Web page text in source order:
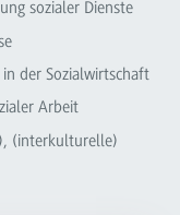
sozialer Dienste
der Sozialwirtschaft
Arbeit
(interkulturelle)